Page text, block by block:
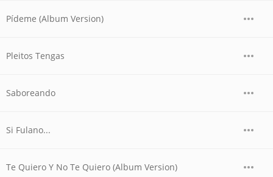
Pídeme (Album Version)
Pleitos Tengas
Saboreando
Si Fulano...
Te Quiero Y No Te Quiero (Album Version)